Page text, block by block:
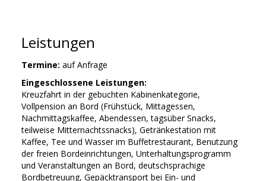
Leistungen
Termine: auf Anfrage
Eingeschlossene Leistungen:
Kreuzfahrt in der gebuchten Kabinenkategorie,
Vollpension an Bord (Frühstück, Mittagessen,
Nachmittagskaffee, Abendessen, tagsüber Snacks,
teilweise Mitternachtssnacks), Getränkestation mit
Kaffee, Tee und Wasser im Buffetrestaurant, Benutzung
der freien Bordeinrichtungen, Unterhaltungsprogramm
und Veranstaltungen an Bord, deutschsprachige
Bordbetreuung, Gepäcktransport bei Ein- und